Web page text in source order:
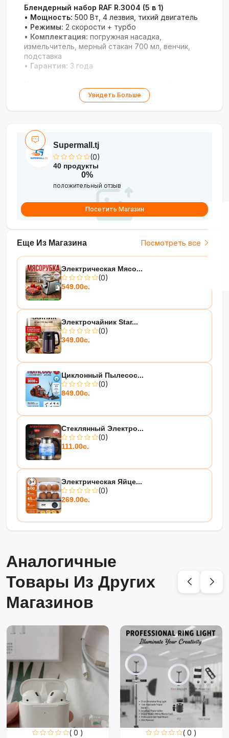
Блендерный набор RAF R.3004 (5 в 1)
• Мощность: 500 Вт, 4 лезвия, тихий двигатель
• Режимы: 2 скорости + турбо
• Комплектация: погружная насадка,
измельчитель, мерный стакан 700 мл, венчик,
подставка
• Гарантия: 3 года
приготовления блюд с удобным хранением
Увидеть Больше
Еще Из Магазина Посмотреть все
Электрическая Мясо...
(0)
549.00с.
Электрочайник Star...
(0)
349.00с.
Циклонный Пылесос...
(0)
849.00с.
Стеклянный Электро...
(0)
111.00с.
Электрическая Яйце...
(0)
269.00с.
Supermall.tj
(0)
40 продукты
0%
положительный отзыв
Посетить Магазин
Аналогичные
Товары Из Других
Магазинов
( 0 ) ( 0 )